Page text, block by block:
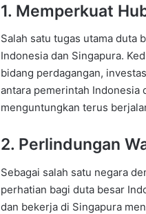
1. Memperkuat
Salah satu tugas utama duta
Indonesia dan Singapura.
bidang perdagangan,
antara pemerintah Indonesia
menguntungkan terus
2. Perlindungan
Sebagai salah satu negara
perhatian bagi duta besar
dan bekerja di Singapura